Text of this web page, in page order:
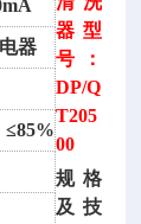
器
器 型
号：
DP/Q
T205
00
规格
及技